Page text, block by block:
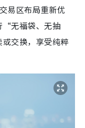
易区布局重新优
“无福袋、无抽
交换，享受纯粹